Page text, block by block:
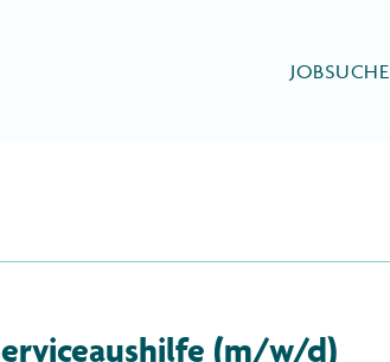
JOBSUCHE
(m/w/d)